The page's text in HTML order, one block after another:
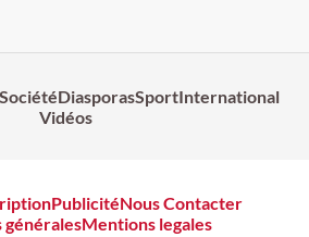
SociétéDiasporasSportInternational
Vidéos
PublicitéNous Contacter
généralesMentions legales